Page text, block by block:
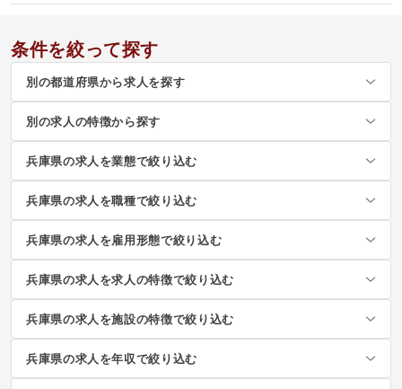
条件を絞って探す
別の都道府県から求人を探す
別の求人の特徴から探す
兵庫県の求人を業態で絞り込む
兵庫県の求人を職種で絞り込む
兵庫県の求人を雇用形態で絞り込む
兵庫県の求人を求人の特徴で絞り込む
兵庫県の求人を施設の特徴で絞り込む
兵庫県の求人を年収で絞り込む